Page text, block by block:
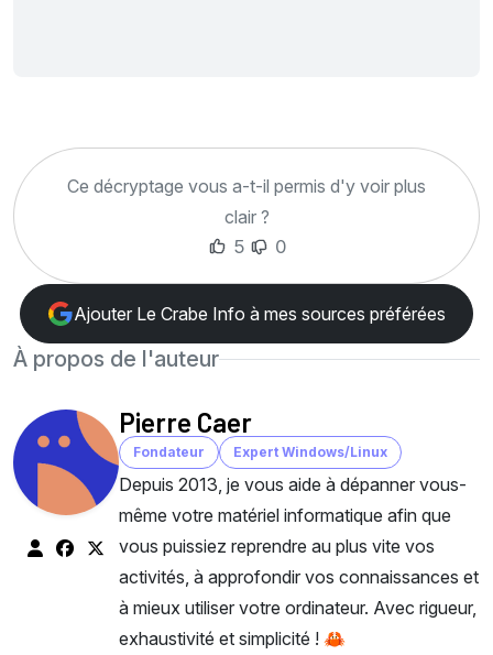
Ce décryptage vous a-t-il permis d'y voir plus
clair ?
5
0
Ajouter Le Crabe Info à mes sources préférées
À propos de l'auteur
Pierre Caer
Fondateur Expert Windows/Linux
Depuis 2013, je vous aide à dépanner vous-
même votre matériel informatique afin que
vous puissiez reprendre au plus vite vos
activités, à approfondir vos connaissances et
à mieux utiliser votre ordinateur. Avec rigueur,
exhaustivité et simplicité ! 🦀